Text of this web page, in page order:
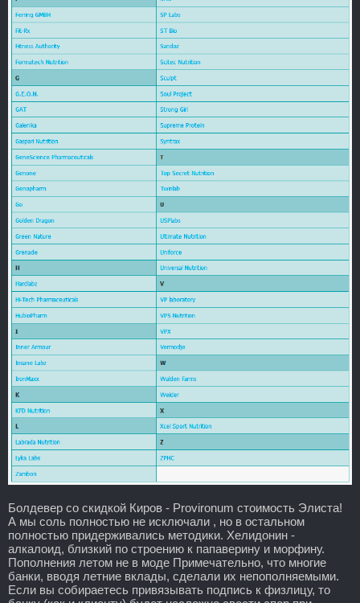
Болдевер со скидкой Киров - Provironum стоимость Элиста!
А мы соль полностью не исключали , но в остальном
полностью придерживались методики. Хелидонин -
алкалоид, близкий по строению к папаверину и морфину.
Пополнения летом не в моде Примечательно, что многие
банки, вводя летние вклады, сделали их непополняемыми.
Если вы собираетесь привязывать подпись к физлицу, то